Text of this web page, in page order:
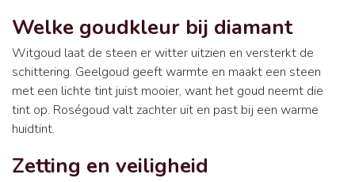
Welke goudkleur bij diamant
Witgoud laat de steen er witter uitzien en versterkt de
schittering. Geelgoud geeft warmte en maakt een steen
met een lichte tint juist mooier, want het goud neemt die
tint op. Roségoud valt zachter uit en past bij een warme
huidtint.
Zetting en veiligheid